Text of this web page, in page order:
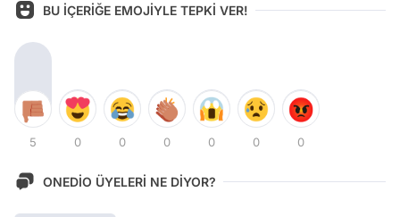
BU İÇERİĞE EMOJİYLE TEPKİ VER!
5 0 0 0 0 0 0
ONEDİO ÜYELERİ NE DİYOR?